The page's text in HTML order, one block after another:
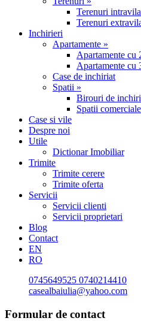
Terenuri
Terenuri
Inchirieri
Apartamente »
Apartamente cu
Apartamente cu
Case de inchiriat
Spatii »
Birouri de
Spatii
Case si vile
Despre noi
Utile
Dictionar Imobiliar
Trimite
Trimite cerere
Trimite oferta
Servicii
Servicii clienti
Servicii proprietari
Blog
Contact
EN
RO
0745649525 0740214410
casealbaiulia@yahoo.com
Formular de contact